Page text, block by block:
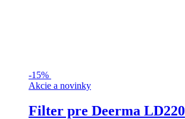
-15%
Akcie a novinky
Filter pre Deerma LD220